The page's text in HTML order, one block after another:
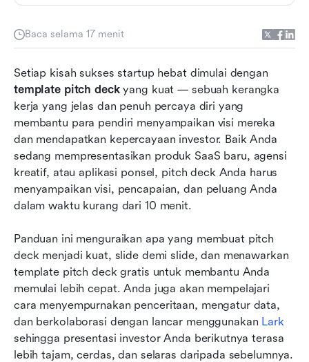
Baca selama 17 menit
template pitch deck yang kuat — sebuah kerangka
kerja yang jelas dan penuh percaya diri yang
membantu para pendiri menyampaikan visi mereka
dan mendapatkan kepercayaan investor. Baik Anda
sedang mempresentasikan produk SaaS baru, agensi
kreatif, atau aplikasi ponsel, pitch deck Anda harus
menyampaikan visi, pencapaian, dan peluang Anda
dalam waktu kurang dari 10 menit.
Panduan ini menguraikan apa yang membuat pitch
deck menjadi kuat, slide demi slide, dan menawarkan
template pitch deck gratis untuk membantu Anda
memulai lebih cepat. Anda juga akan mempelajari
cara menyempurnakan penceritaan, mengatur data,
dan berkolaborasi dengan lancar menggunakan Lark
sehingga presentasi investor Anda berikutnya terasa
lebih tajam, cerdas, dan selaras daripada sebelumnya.
Tingkatkan penceritaan: Slide apa saja yang
Bertindak sendiri: Coba Lark untuk membangun
dan menyempurnakan presentasi yang unggul
Template pitch deck siap pakai
Tips desain pitch deck untuk mengesankan
investor
Kesimpulan
FAQ
Bacaan terkait